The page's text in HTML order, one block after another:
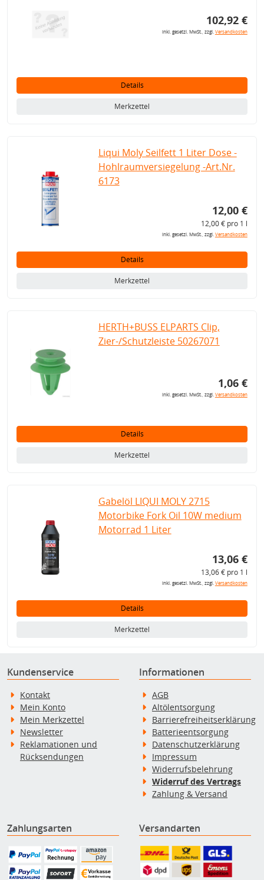
102,92 €
inkl. gesetzl. MwSt., zzgl.Versandkosten
Details
Merkzettel
Liqui Moly Seilfett 1 Liter Dose -
Hohlraumversiegelung -Art.Nr.
6173
12,00 €
12,00 € pro 1 l
inkl. gesetzl. MwSt., zzgl.Versandkosten
Details
Merkzettel
HERTH+BUSS ELPARTS Clip,
Zier-/Schutzleiste 50267071
1,06 €
inkl. gesetzl. MwSt., zzgl.Versandkosten
Details
Merkzettel
Gabelöl LIQUI MOLY 2715
Motorbike Fork Oil 10W medium
Motorrad 1 Liter
13,06 €
13,06 € pro 1 l
inkl. gesetzl. MwSt., zzgl.Versandkosten
Details
Merkzettel
Kundenservice
Kontakt
Mein Konto
Mein Merkzettel
Newsletter
Reklamationen und
Rücksendungen
Informationen
AGB
Altölentsorgung
Barrierefreiheitserklärung
Batterieentsorgung
Datenschutzerklärung
Impressum
Widerrufsbelehrung
Widerruf des Vertrags
Zahlung & Versand
Zahlungsarten Versandarten